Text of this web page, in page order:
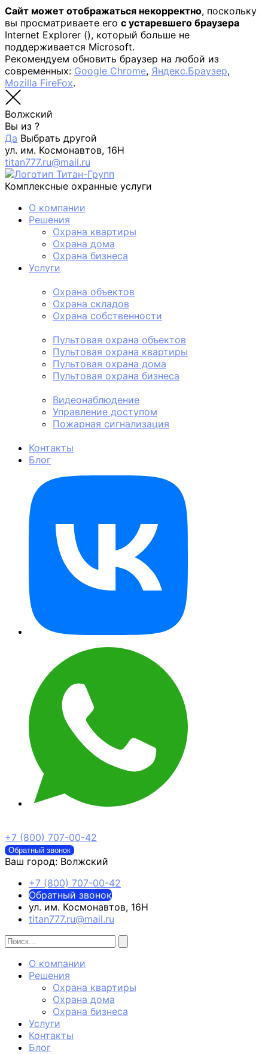
Сайт может отображаться некорректно, поскольку
вы просматриваете его с устаревшего браузера
Internet Explorer (), который больше не
поддерживается Microsoft.
Рекомендуем обновить браузер на любой из
современных: Google Chrome, Яндекс.Браузер,
Mozilla FireFox.
Волжский
Вы из ?
Да Выбрать другой
ул. им. Космонавтов, 16Н
titan777.ru@mail.ru
Комплексные охранные услуги
О компании
Решения
Охрана квартиры
Охрана дома
Охрана бизнеса
Услуги
Охрана объектов
Охрана складов
Охрана собственности
Пультовая охрана объектов
Пультовая охрана квартиры
Пультовая охрана дома
Пультовая охрана бизнеса
Видеонаблюдение
Управление доступом
Пожарная сигнализация
Контакты
Блог
+7 (800) 707-00-42
Обратный звонок
Ваш город: Волжский
+7 (800) 707-00-42
Обратный звонок
ул. им. Космонавтов, 16Н
titan777.ru@mail.ru
О компании
Решения
Охрана квартиры
Охрана дома
Охрана бизнеса
Услуги
Контакты
Блог